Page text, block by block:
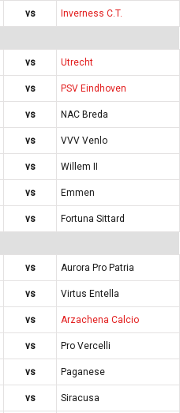
vs Inverness C.T.
vs
Utrecht
vs
PSV Eindhoven
vs
NAC Breda
vs
VVV Venlo
vs
Willem II
vs
Emmen
vs Fortuna Sittard
vs
Aurora Pro Patria
vs
Virtus Entella
vs
Arzachena Calcio
vs
Pro Vercelli
vs
Paganese
vs
Siracusa